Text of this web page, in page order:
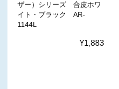
ザー）シリーズ 合皮ホワ
イト・ブラック AR-
1144L
¥1,883